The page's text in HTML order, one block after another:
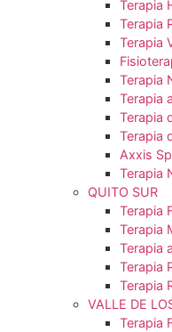
Axxis
QUITO